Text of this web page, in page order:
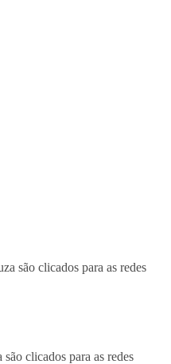
clicados para as redes